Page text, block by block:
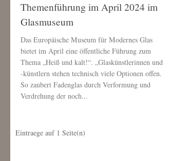
Themenführung im April 2024 im
Glasmuseum
Das Europäische Museum für Modernes Glas
bietet im April eine öffentliche Führung zum
Thema „Heiß und kalt!“. „Glaskünstlerinnen und
-künstlern stehen technisch viele Optionen offen.
So zaubert Fadenglas durch Verformung und
Verdrehung der noch...
Eintraege auf 1 Seite(n)